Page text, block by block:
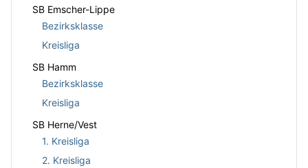
SB Emscher-Lippe
Bezirksklasse
Kreisliga
SB Hamm
Bezirksklasse
Kreisliga
SB Herne/Vest
1. Kreisliga
2. Kreisliga